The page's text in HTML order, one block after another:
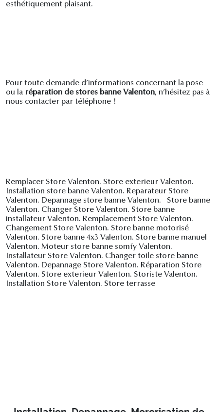
esthétiquement plaisant.
Pour toute demande d’informations concernant la pose
ou la réparation de stores banne Valenton, n’hésitez pas à
nous contacter par téléphone !
Remplacer Store Valenton. Store exterieur Valenton.
Installation store banne Valenton. Reparateur Store
Valenton. Depannage store banne Valenton. Store banne
Valenton. Changer Store Valenton. Store banne
installateur Valenton. Remplacement Store Valenton.
Changement Store Valenton. Store banne motorisé
Valenton. Store banne 4x3 Valenton. Store banne manuel
Valenton. Moteur store banne somfy Valenton.
Installateur Store Valenton. Changer toile store banne
Valenton. Depannage Store Valenton. Réparation Store
Valenton. Store exterieur Valenton. Storiste Valenton.
Installation Store Valenton. Store terrasse